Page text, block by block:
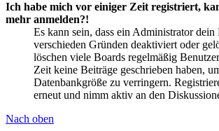
Ich habe mich vor einiger Zeit registriert,
mehr anmelden?!
Es kann sein, dass ein Administrator dein
verschieden Gründen deaktiviert oder
löschen viele Boards regelmäßig
Zeit keine Beiträge geschrieben haben,
Datenbankgröße zu verringern.
erneut und nimm aktiv an den
Nach oben